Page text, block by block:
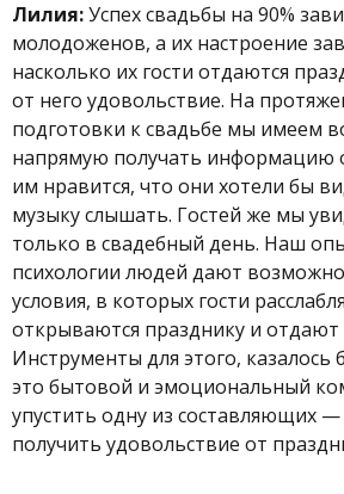
Лилия:Успех свадьбы на 90%
молодоженов, а их настроение
насколько их гости отдаются
от него удовольствие. На
подготовки к свадьбе мы имеем
напрямую получать информацию
им нравится, что они хотели бы
музыку слышать. Гостей же мы
только в свадебный день. Наш
психологии людей дают
условия, в которых гости
открываются празднику и
Инструменты для этого,
это бытовой и эмоциональный
упустить одну из составляющих —
получить удовольствие от